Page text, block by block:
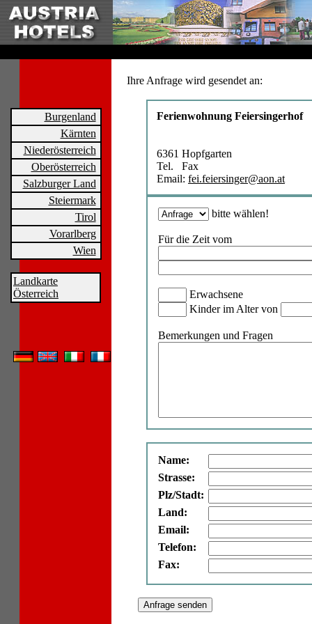
Burgenland
Kärnten
Niederösterreich
Oberösterreich
Salzburger Land
Steiermark
Tirol
Vorarlberg
Wien
Landkarte
Österreich
Ihre Anfrage wird gesendet an:
Ferienwohnung Feiersingerhof
6361 Hopfgarten
Tel. Fax
Email: fei.feiersinger@aon.at
bitte wählen!
Für die Zeit vom
Erwachsene
Kinder im Alter von
Bemerkungen und Fragen
Name:
Strasse:
Plz/Stadt:
Land:
Email:
Telefon:
Fax: